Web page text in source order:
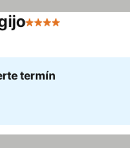
4 Počet hvězdiček
termín